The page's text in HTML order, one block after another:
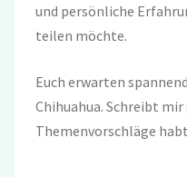
und persönliche
teilen möchte.
Euch erwarten
Chihuahua. Schreibt
Themenvorschläge